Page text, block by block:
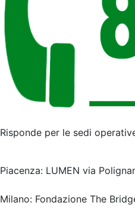
Risponde per le sedi
Piacenza: LUMEN via
Milano: Fondazione The